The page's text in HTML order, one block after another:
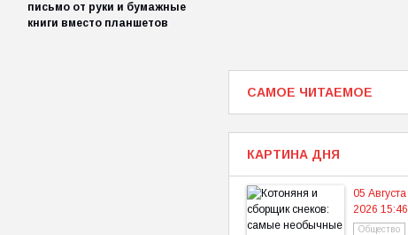
письмо от руки и бумажные
книги вместо планшетов
САМОЕ ЧИТАЕМОЕ
КАРТИНА ДНЯ
05 Августа
2026 15:46
Общество